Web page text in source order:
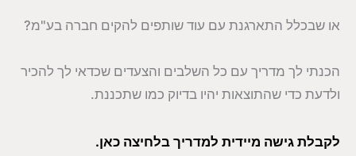
או שבכלל התארגנת עם עוד שותפים להקים חברה בע"מ?
הכנתי לך מדריך עם כל השלבים והצעדים שכדאי לך להכיר
ולדעת כדי שהתוצאות יהיו בדיוק כמו שתכננת.
לקבלת גישה מיידית למדריך בלחיצה כאן.